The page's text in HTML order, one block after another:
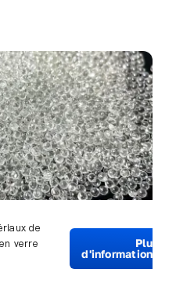
de
verre
Plus
d'informations